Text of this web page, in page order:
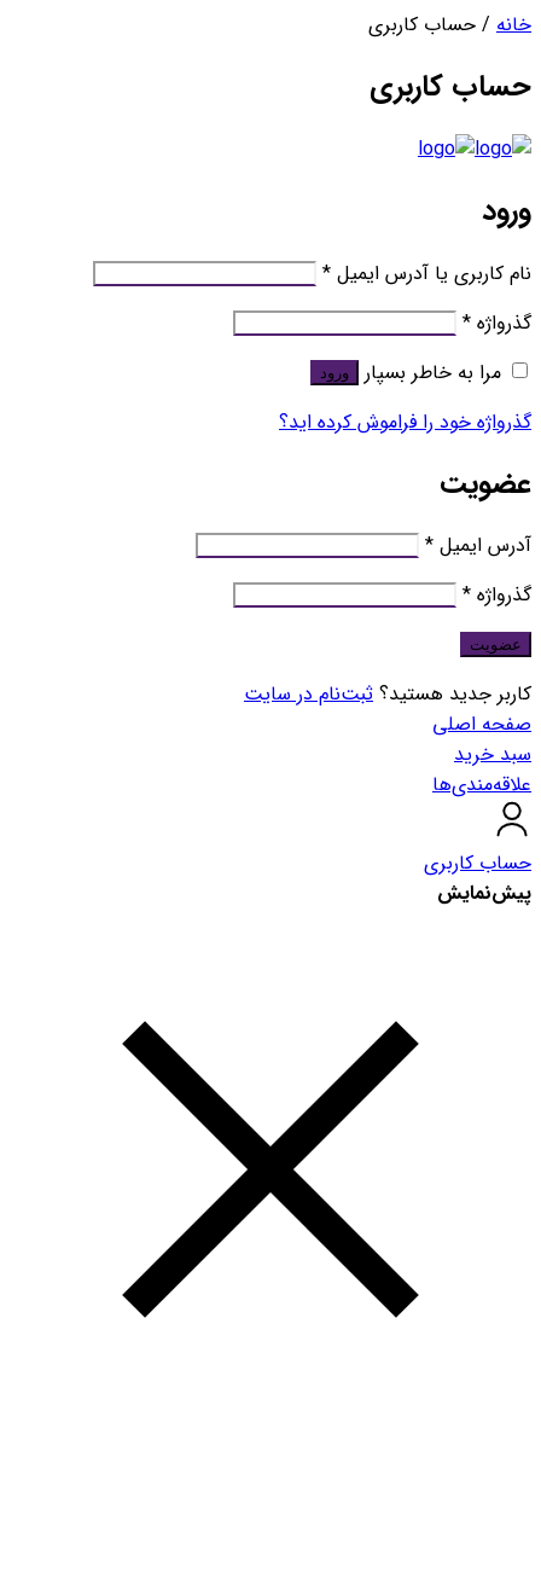
خانه / حساب کاربری
حساب کاربری
ورود
نام کاربری یا آدرس ایمیل *الزامی
گذرواژه *الزامی
مرا به خاطر بسپار
ورود
گذرواژه خود را فراموش کرده اید؟
عضویت
آدرس ایمیل *الزامی
گذرواژه *الزامی
عضویت
کاربر جدید هستید؟ ثبت‌نام در سایت
صفحه اصلی
سبد خرید
علاقه‌مندی‌ها
حساب کاربری
پیش‌نمایش